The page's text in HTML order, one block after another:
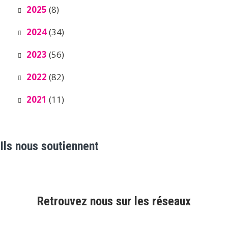
2025 (8)
2024(34)
2023 (56)
2022 (82)
2021 (11)
Ils nous soutiennent
Retrouvez nous sur les réseaux